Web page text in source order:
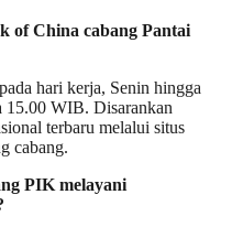
of China cabang Pantai
hari kerja, Senin hingga
15.00 WIB. Disarankan
terbaru melalui situs
cabang.
PIK melayani